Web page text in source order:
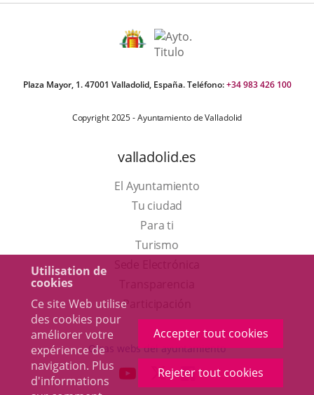
Utilisation de
cookies
Ce site Web utilise
des cookies pour
améliorer votre
expérience de
navigation. Plus
d'informations
Accepter tout cookies
Rejeter tout cookies
Plaza Mayor, 1. 47001 Valladolid, España. Teléfono:+34 983 426 100
Copyright 2025 - Ayuntamiento de Valladolid
valladolid.es
El Ayuntamiento
Tu ciudad
Para ti
TurismoEste
en
una
ventana
nueva.
aplicación
externa.
Participación
Otras webs del ayuntamiento
ENLACE
A
ENLACE
A
ENLACE
A